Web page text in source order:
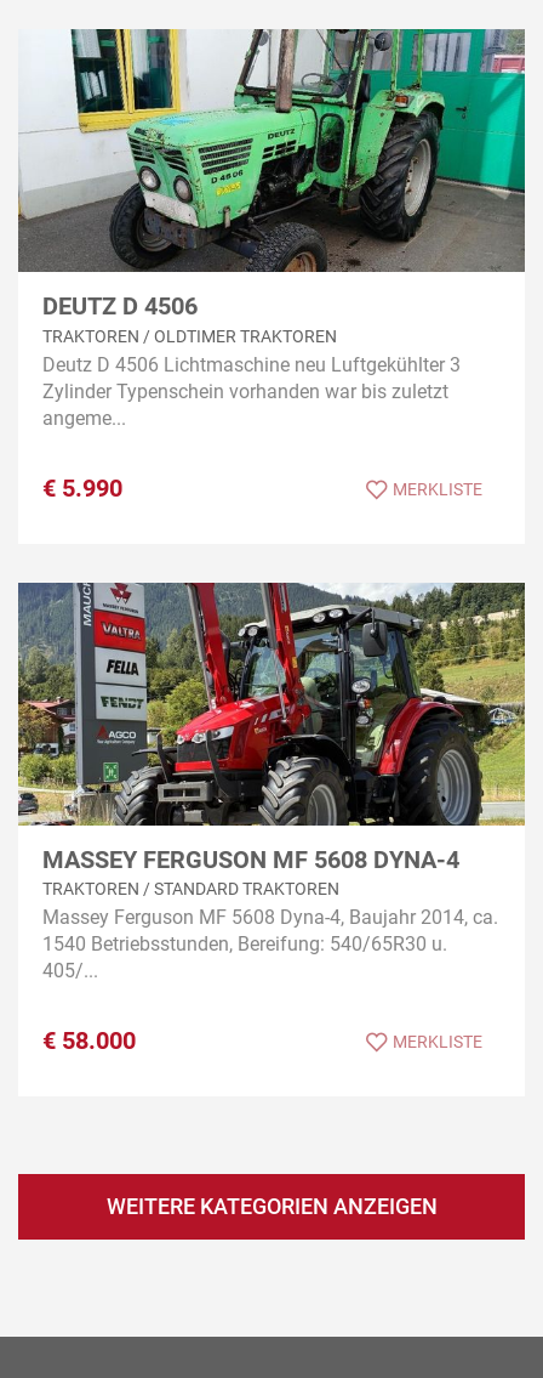
DEUTZ D 4506
TRAKTOREN / OLDTIMER TRAKTOREN
Deutz D 4506 Lichtmaschine neu Luftgekühlter 3
Zylinder Typenschein vorhanden war bis zuletzt
angeme...
€ 5.990 MERKLISTE
MASSEY FERGUSON MF 5608 DYNA-4
TRAKTOREN / STANDARD TRAKTOREN
Massey Ferguson MF 5608 Dyna-4, Baujahr 2014, ca.
1540 Betriebsstunden, Bereifung: 540/65R30 u.
405/...
€ 58.000 MERKLISTE
WEITERE KATEGORIEN ANZEIGEN